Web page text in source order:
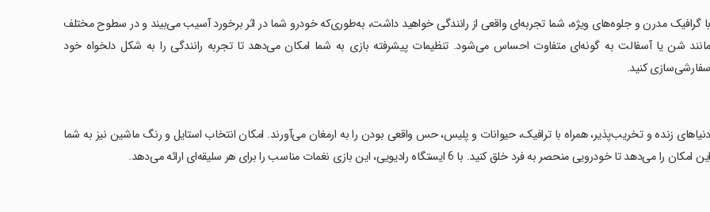
‏با گرافیک مدرن و جلوه‌های ویژه، شما تجربه‌ای واقعی از رانندگی خواهید داشت، به‌طوری‌که خودرو شما در اثر برخورد آسیب می‌بیند و در سطوح مختلف
مانند شن یا آسفالت به گونه‌ای متفاوت احساس می‌شود. تنظیمات پیشرفته بازی به شما امکان می‌دهد تا تجربه رانندگی را به شکل دلخواه خود
سفارشی‌سازی کنید.
‏دنیاهای زنده و تخریب‌پذیر، همراه با ترافیک، حیوانات و پلیس، حس واقعی بودن را به ارمغان می‌آورند. امکان انتخاب استایل و رنگ ماشین نیز به شما
این امکان را می‌دهد تا خودرویی منحصر به فرد خلق کنید. با 6 ایستگاه رادیویی، این بازی نغمات مناسب را برای هر سلیقه‌ای ارائه می‌دهد.